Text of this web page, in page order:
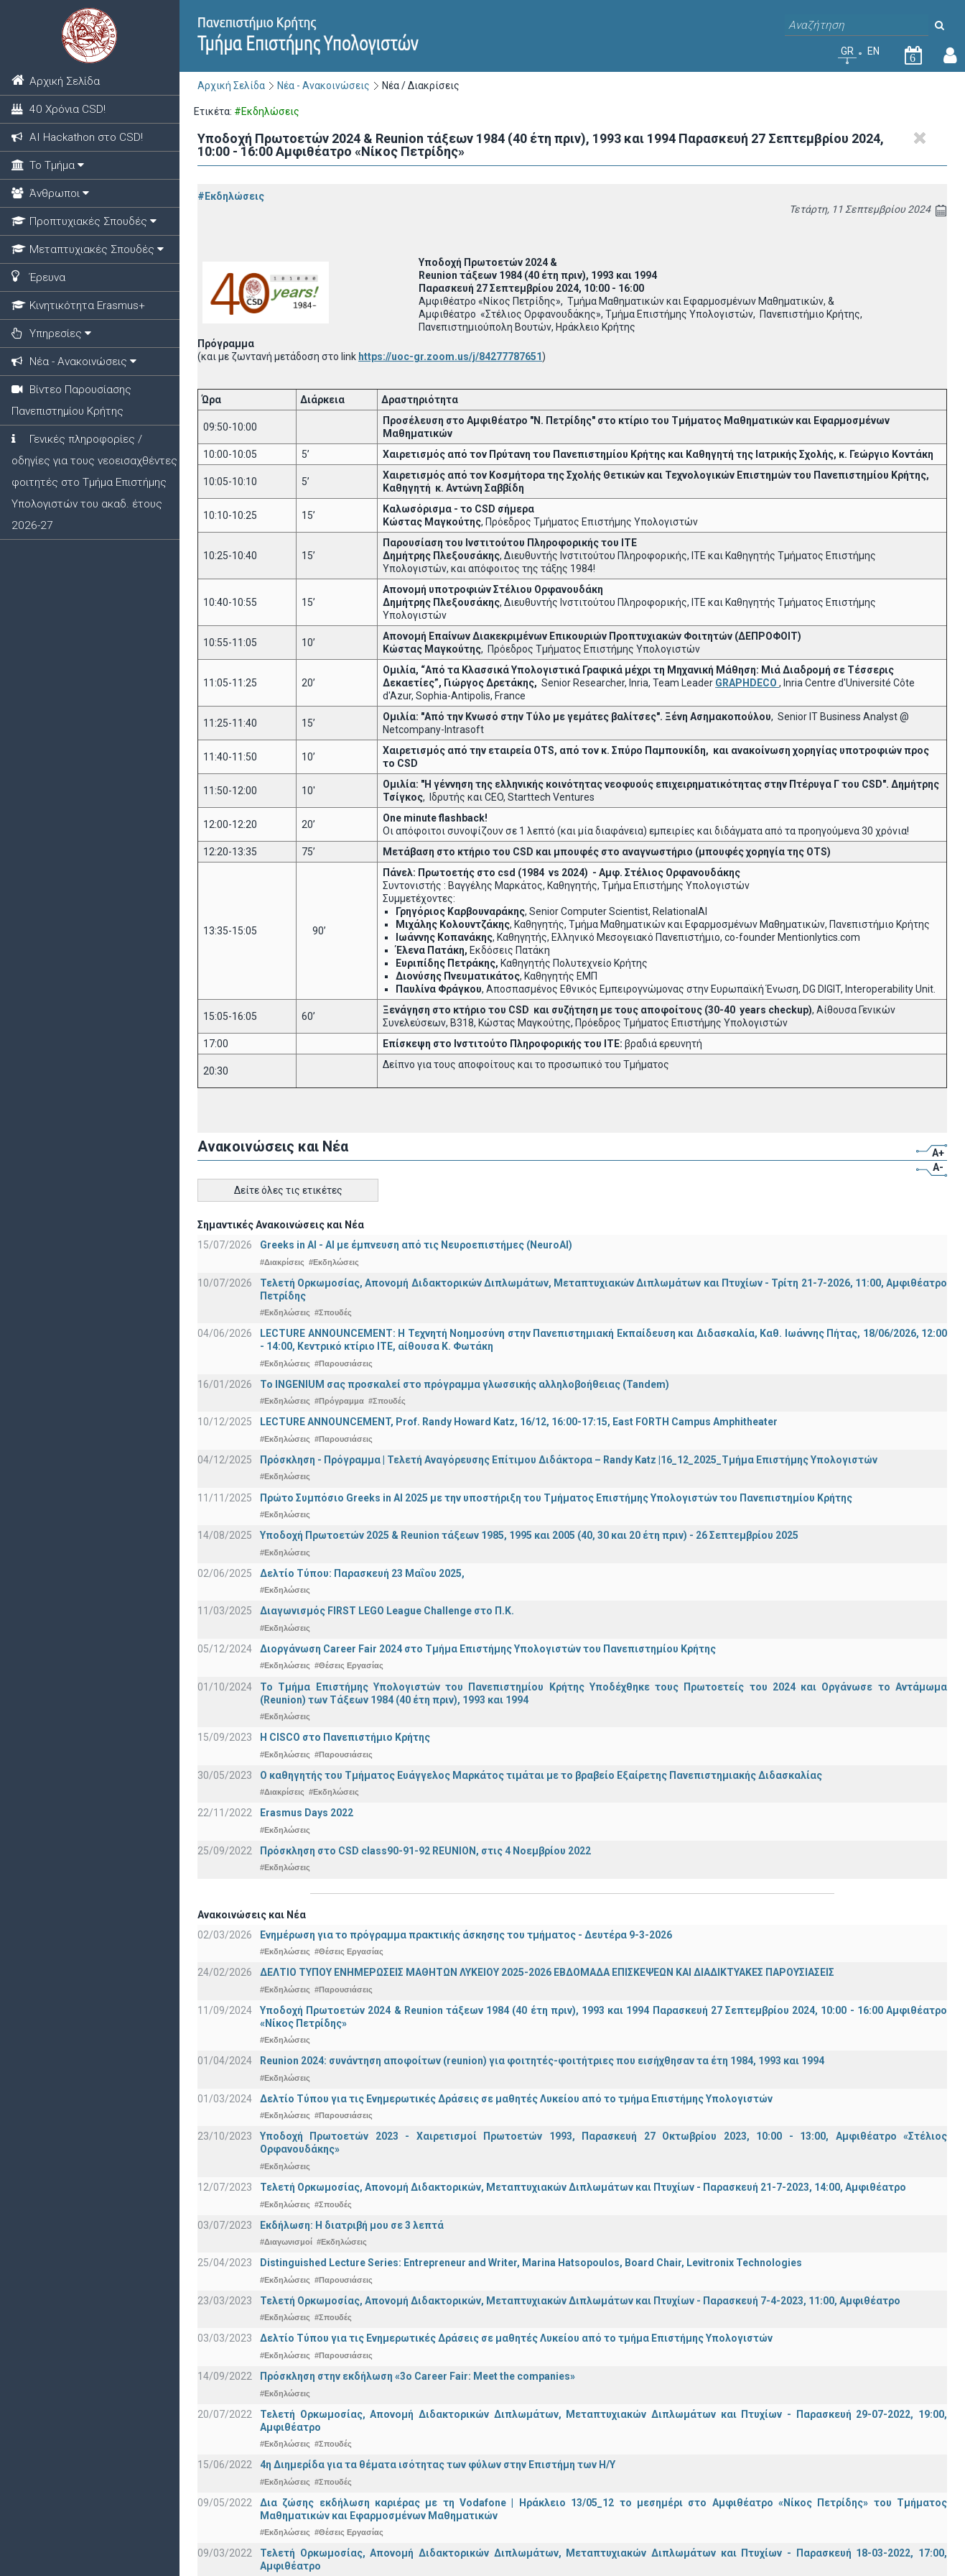
Αρχική Σελίδα
40 Χρόνια CSD!
ΑΙ Hackathon στο CSD!
Το Τμήμα
Άνθρωποι
Προπτυχιακές Σπουδές
Μεταπτυχιακές Σπουδές
Έρευνα
Κινητικότητα Erasmus+
Υπηρεσίες
Νέα - Ανακοινώσεις
Βίντεο Παρουσίασης
Πανεπιστημίου Κρήτης
Γενικές πληροφορίες /
οδηγίες για τους νεοεισαχθέντες
φοιτητές στο Τμήμα Επιστήμης
Υπολογιστών του ακαδ. έτους
2026-27
GR EN
6
Αρχική Σελίδα Νέα - Ανακοινώσεις Νέα / Διακρίσεις
Ετικέτα: #Εκδηλώσεις
Υποδοχή Πρωτοετών 2024 & Reunion τάξεων 1984 (40 έτη πριν), 1993 και 1994 Παρασκευή 27 Σεπτεμβρίου 2024,
10:00 - 16:00 Αμφιθέατρο «Νίκος Πετρίδης»
#Εκδηλώσεις
Τετάρτη, 11 Σεπτεμβρίου 2024
Υποδοχή Πρωτοετών 2024 &
Reunion τάξεων 1984 (40 έτη πριν), 1993 και 1994
Παρασκευή 27 Σεπτεμβρίου 2024, 10:00 - 16:00
Αμφιθέατρο «Νίκος Πετρίδης», Τμήμα Μαθηματικών και Εφαρμοσμένων Μαθηματικών, &
Αμφιθέατρο «Στέλιος Ορφανουδάκης», Τμήμα Επιστήμης Υπολογιστών, Πανεπιστήμιο Κρήτης,
Πανεπιστημιούπολη Βουτών, Ηράκλειο Κρήτης
Πρόγραμμα
(και με ζωντανή μετάδοση στο link https://uoc-gr.zoom.us/j/84277787651)
Ώρα Διάρκεια Δραστηριότητα
09:50-10:00
Προσέλευση στο Αμφιθέατρο "Ν. Πετρίδης" στο κτίριο του Τμήματος Μαθηματικών και Εφαρμοσμένων
Μαθηματικών
10:00-10:05
5’ Χαιρετισμός από τον Πρύτανη του Πανεπιστημίου Κρήτης και Καθηγητή της Ιατρικής Σχολής, κ. Γεώργιο Κοντάκη
10:05-10:10 5’
Χαιρετισμός από τον Κοσμήτορα της Σχολής Θετικών και Τεχνολογικών Επιστημών του Πανεπιστημίου Κρήτης,
Καθηγητή κ. Αντώνη Σαββίδη
10:10-10:25 15’
Καλωσόρισμα - το CSD σήμερα
Κώστας Μαγκούτης, Πρόεδρος Τμήματος Επιστήμης Υπολογιστών
10:25-10:40 15’
Παρουσίαση του Ινστιτούτου Πληροφορικής του ΙΤΕ
Δημήτρης Πλεξουσάκης, Διευθυντής Ινστιτούτου Πληροφορικής, ΙΤΕ και Καθηγητής Τμήματος Επιστήμης
Υπολογιστών, και απόφοιτος της τάξης 1984!
10:40-10:55 15’
Απονομή υποτροφιών Στέλιου Ορφανουδάκη
Δημήτρης Πλεξουσάκης, Διευθυντής Ινστιτούτου Πληροφορικής, ΙΤΕ και Καθηγητής Τμήματος Επιστήμης
Υπολογιστών
10:55-11:05 10’
Απονομή Επαίνων Διακεκριμένων Επικουριών Προπτυχιακών Φοιτητών (ΔΕΠΡΟΦΟΙΤ)
Κώστας Μαγκούτης, Πρόεδρος Τμήματος Επιστήμης Υπολογιστών
11:05-11:25 20’
Ομιλία, “Από τα Κλασσικά Υπολογιστικά Γραφικά μέχρι τη Μηχανική Μάθηση: Μιά Διαδρομή σε Τέσσερις
Δεκαετίες”, Γιώργος Δρετάκης, Senior Researcher, Inria, Team Leader GRAPHDECO , Inria Centre d'Université Côte
d'Azur, Sophia-Antipolis, France
11:25-11:40 15’
Ομιλία: "Από την Κνωσό στην Τύλο με γεμάτες βαλίτσες". Ξένη Ασημακοπούλου, Senior IT Business Analyst @
Netcompany-Intrasoft
11:40-11:50 10’
Χαιρετισμός από την εταιρεία OTS, από τον κ. Σπύρο Παμπουκίδη, και ανακοίνωση χορηγίας υποτροφιών προς
το CSD
11:50-12:00 10'
Ομιλία: "Η γέννηση της ελληνικής κοινότητας νεοφυούς επιχειρηματικότητας στην Πτέρυγα Γ του CSD". Δημήτρης
Τσίγκος, Ιδρυτής και CEO, Starttech Ventures
12:00-12:20 20’
One minuteflashback!
Οι απόφοιτοι συνοψίζουν σε 1 λεπτό (και μία διαφάνεια) εμπειρίες και διδάγματα από τα προηγούμενα 30 χρόνια!
12:20-13:35
75’ Μετάβαση στο κτήριο του CSD και μπουφές στο αναγνωστήριο (μπουφές χορηγία της OTS)
13:35-15:05 90’
Πάνελ: Πρωτοετής στο csd (1984 vs 2024) - Αμφ. Στέλιος Ορφανουδάκης
Συντονιστής : Βαγγέλης Μαρκάτος, Καθηγητής, Τμήμα Επιστήμης Υπολογιστών
Συμμετέχοντες:
Γρηγόριος Καρβουναράκης, Senior Computer Scientist, RelationalAI
Μιχάλης Κολουντζάκης, Καθηγητής, Τμήμα Μαθηματικών και Εφαρμοσμένων Μαθηματικών, Πανεπιστήμιο Κρήτης
Ιωάννης Κοπανάκης, Καθηγητής, Ελληνικό Μεσογειακό Πανεπιστήμιο, co-founder Mentionlytics.com
Έλενα Πατάκη, Εκδόσεις Πατάκη
Ευριπίδης Πετράκης, Καθηγητής Πολυτεχνείο Κρήτης
Διονύσης Πνευματικάτος, Καθηγητής ΕΜΠ
Παυλίνα Φράγκου, Αποσπασμένος Εθνικός Εμπειρογνώμονας στην Ευρωπαϊκή Ένωση, DG DIGIT, Interoperability Unit.
15:05-16:05 60’
Ξενάγηση στο κτήριο του CSD και συζήτηση με τους αποφοίτους (30-40 years checkup), Αίθουσα Γενικών
Συνελεύσεων, B318, Κώστας Μαγκούτης, Πρόεδρος Τμήματος Επιστήμης Υπολογιστών
17:00
Επίσκεψη στο Ινστιτούτο Πληροφορικής του ΙΤΕ: βραδιά ερευνητή
20:30
Δείπνο για τους αποφοίτους και το προσωπικό του Τμήματος
Ανακοινώσεις και Νέα
A+
A-
Δείτε όλες τις ετικέτες
Σημαντικές Ανακοινώσεις και Νέα
15/07/2026
Greeks in AI - ΑΙ με έμπνευση από τις Νευροεπιστήμες (NeuroAI)
#Διακρίσεις #Εκδηλώσεις
10/07/2026
Τελετή Ορκωμοσίας, Απονομή Διδακτορικών Διπλωμάτων, Μεταπτυχιακών Διπλωμάτων και Πτυχίων - Τρίτη 21-7-2026, 11:00, Αμφιθέατρο
Πετρίδης
#Εκδηλώσεις #Σπουδές
04/06/2026
LECTURE ANNOUNCEMENT: Η Τεχνητή Νοημοσύνη στην Πανεπιστημιακή Εκπαίδευση και Διδασκαλία, Καθ. Ιωάννης Πήτας, 18/06/2026, 12:00
- 14:00, Κεντρικό κτίριο ΙΤΕ, αίθουσα Κ. Φωτάκη
#Εκδηλώσεις #Παρουσιάσεις
16/01/2026 Το INGENIUM σας προσκαλεί στο πρόγραμμα γλωσσικής αλληλοβοήθειας (Tandem)
#Εκδηλώσεις #Πρόγραμμα #Σπουδές
10/12/2025 LECTURE ANNOUNCEMENT, Prof. Randy Howard Katz, 16/12, 16:00-17:15, East FORTH Campus Amphitheater
#Εκδηλώσεις #Παρουσιάσεις
04/12/2025 Πρόσκληση - Πρόγραμμα | Τελετή Αναγόρευσης Επίτιμου Διδάκτορα – Randy Katz |16_12_2025_Τμήμα Επιστήμης Υπολογιστών
#Εκδηλώσεις
11/11/2025 Πρώτο Συμπόσιο Greeks in AI 2025 με την υποστήριξη του Τμήματος Επιστήμης Υπολογιστών του Πανεπιστημίου Κρήτης
#Εκδηλώσεις
14/08/2025 Υποδοχή Πρωτοετών 2025 & Reunion τάξεων 1985, 1995 και 2005 (40, 30 και 20 έτη πριν) - 26 Σεπτεμβρίου 2025
#Εκδηλώσεις
02/06/2025 Δελτίο Τύπου: Παρασκευή 23 Μαΐου 2025,
#Εκδηλώσεις
11/03/2025 Διαγωνισμός FIRST LEGO League Challenge στο Π.Κ.
#Εκδηλώσεις
05/12/2024 Διοργάνωση Career Fair 2024 στο Τμήμα Επιστήμης Υπολογιστών του Πανεπιστημίου Κρήτης
#Εκδηλώσεις #Θέσεις Εργασίας
01/10/2024
Το Τμήμα Επιστήμης Υπολογιστών του Πανεπιστημίου Κρήτης Υποδέχθηκε τους Πρωτοετείς του 2024 και Οργάνωσε το Αντάμωμα
(Reunion) των Τάξεων 1984 (40 έτη πριν), 1993 και 1994
#Εκδηλώσεις
15/09/2023 Η CISCO στο Πανεπιστήμιο Κρήτης
#Εκδηλώσεις #Παρουσιάσεις
30/05/2023 Ο καθηγητής του Τμήματος Ευάγγελος Μαρκάτος τιμάται με το βραβείο Εξαίρετης Πανεπιστημιακής Διδασκαλίας
#Διακρίσεις #Εκδηλώσεις
22/11/2022 Erasmus Days 2022
#Εκδηλώσεις
25/09/2022 Πρόσκληση στο CSD class90-91-92 REUNION, στις 4 Νοεμβρίου 2022
#Εκδηλώσεις
Ανακοινώσεις και Νέα
02/03/2026
Ενημέρωση για το πρόγραμμα πρακτικής άσκησης του τμήματος - Δευτέρα 9-3-2026
#Εκδηλώσεις #Θέσεις Εργασίας
24/02/2026 ΔΕΛΤΙΟ ΤΥΠΟΥ ΕΝΗΜΕΡΩΣΕΙΣ ΜΑΘΗΤΩΝ ΛΥΚΕΙΟΥ 2025-2026 ΕΒΔΟΜΑΔΑ ΕΠΙΣΚΕΨΕΩΝ ΚΑΙ ΔΙΑΔΙΚΤΥΑΚΕΣ ΠΑΡΟΥΣΙΑΣΕΙΣ
#Εκδηλώσεις #Παρουσιάσεις
11/09/2024
Υποδοχή Πρωτοετών 2024 & Reunion τάξεων 1984 (40 έτη πριν), 1993 και 1994 Παρασκευή 27 Σεπτεμβρίου 2024, 10:00 - 16:00 Αμφιθέατρο
«Νίκος Πετρίδης»
#Εκδηλώσεις
01/04/2024 Reunion 2024: συνάντηση αποφοίτων (reunion) για φοιτητές-φοιτήτριες που εισήχθησαν τα έτη 1984, 1993 και 1994
#Εκδηλώσεις
01/03/2024 Δελτίο Τύπου για τις Ενημερωτικές Δράσεις σε μαθητές Λυκείου από το τμήμα Επιστήμης Υπολογιστών
#Εκδηλώσεις #Παρουσιάσεις
23/10/2023
Υποδοχή Πρωτοετών 2023 - Χαιρετισμοί Πρωτοετών 1993, Παρασκευή 27 Οκτωβρίου 2023, 10:00 - 13:00, Αμφιθέατρο «Στέλιος
Ορφανουδάκης»
#Εκδηλώσεις
12/07/2023 Τελετή Ορκωμοσίας, Απονομή Διδακτορικών, Μεταπτυχιακών Διπλωμάτων και Πτυχίων - Παρασκευή 21-7-2023, 14:00, Αμφιθέατρο
#Εκδηλώσεις #Σπουδές
03/07/2023 Εκδήλωση: Η διατριβή μου σε 3 λεπτά
#Διαγωνισμοί #Εκδηλώσεις
25/04/2023 Distinguished Lecture Series: Entrepreneur and Writer, Marina Hatsopoulos, Board Chair, Levitronix Technologies
#Εκδηλώσεις #Παρουσιάσεις
23/03/2023 Τελετή Ορκωμοσίας, Απονομή Διδακτορικών, Μεταπτυχιακών Διπλωμάτων και Πτυχίων - Παρασκευή 7-4-2023, 11:00, Αμφιθέατρο
#Εκδηλώσεις #Σπουδές
03/03/2023 Δελτίο Τύπου για τις Ενημερωτικές Δράσεις σε μαθητές Λυκείου από το τμήμα Επιστήμης Υπολογιστών
#Εκδηλώσεις #Παρουσιάσεις
14/09/2022 Πρόσκληση στην εκδήλωση «3ο Career Fair: Meet the companies»
#Εκδηλώσεις
20/07/2022
Τελετή Ορκωμοσίας, Απονομή Διδακτορικών Διπλωμάτων, Μεταπτυχιακών Διπλωμάτων και Πτυχίων - Παρασκευή 29-07-2022, 19:00,
Αμφιθέατρο
#Εκδηλώσεις #Σπουδές
15/06/2022 4η Διημερίδα για τα θέματα ισότητας των φύλων στην Επιστήμη των Η/Υ
#Εκδηλώσεις #Σπουδές
09/05/2022
Δια ζώσης εκδήλωση καριέρας με τη Vodafone | Ηράκλειο 13/05_12 το μεσημέρι στο Αμφιθέατρο «Νίκος Πετρίδης» του Τμήματος
Μαθηματικών και Εφαρμοσμένων Μαθηματικών
#Εκδηλώσεις #Θέσεις Εργασίας
09/03/2022
Τελετή Ορκωμοσίας, Απονομή Διδακτορικών Διπλωμάτων, Μεταπτυχιακών Διπλωμάτων και Πτυχίων - Παρασκευή 18-03-2022, 17:00,
Αμφιθέατρο